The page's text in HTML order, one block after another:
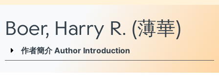
Boer, Harry R. (薄華)
作者簡介 Author Introduction